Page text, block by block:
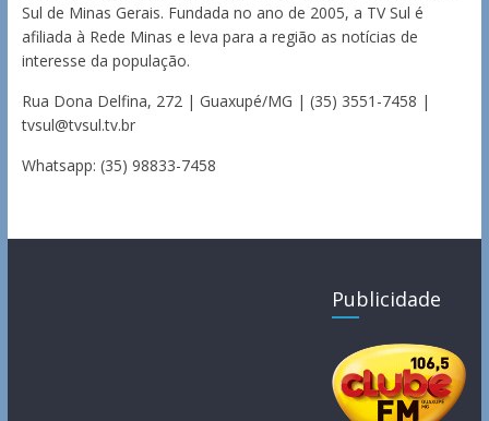
Sul de Minas Gerais. Fundada no ano de 2005, a TV Sul é
afiliada à Rede Minas e leva para a região as notícias de
interesse da população.
Rua Dona Delfina, 272 | Guaxupé/MG | (35) 3551-7458 |
tvsul@tvsul.tv.br
Whatsapp: (35) 98833-7458
Publicidade